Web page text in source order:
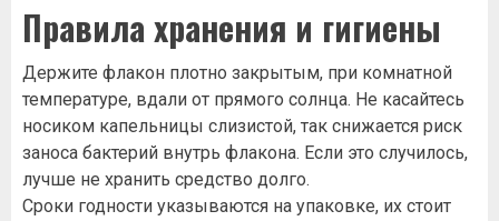
Правила хранения и гигиены
Держите флакон плотно закрытым, при комнатной
температуре, вдали от прямого солнца. Не касайтесь
носиком капельницы слизистой, так снижается риск
заноса бактерий внутрь флакона. Если это случилось,
лучше не хранить средство долго.
Сроки годности указываются на упаковке, их стоит